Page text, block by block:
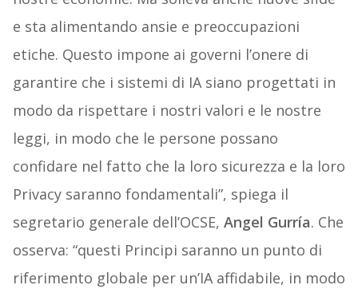
e sta alimentando ansie e preoccupazioni
etiche. Questo impone ai governi l’onere di
garantire che i sistemi di IA siano progettati in
modo da rispettare i nostri valori e le nostre
leggi, in modo che le persone possano
confidare nel fatto che la loro sicurezza e la loro
Privacy saranno fondamentali”, spiega il
segretario generale dell’OCSE, Angel Gurría. Che
osserva: “questi Principi saranno un punto di
riferimento globale per un’IA affidabile, in modo